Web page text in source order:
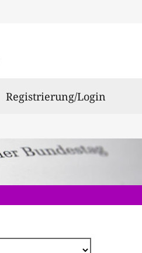
Registrierung/Login